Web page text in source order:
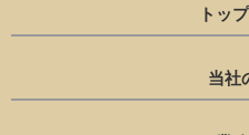
トッ
当社